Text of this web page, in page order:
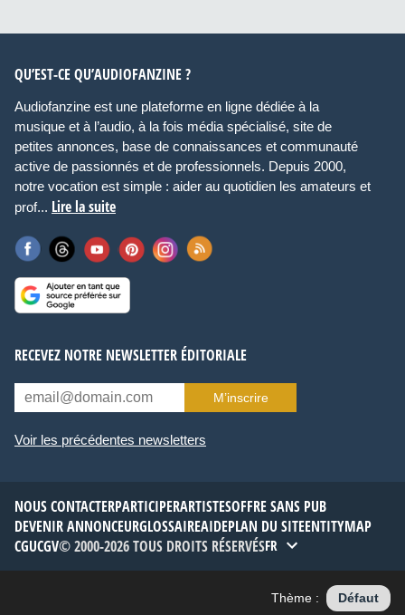
QU’EST-CE QU’AUDIOFANZINE ?
Audiofanzine est une plateforme en ligne dédiée à la
musique et à l’audio, à la fois média spécialisé, site de
petites annonces, base de connaissances et communauté
active de passionnés et de professionnels. Depuis 2000,
notre vocation est simple : aider au quotidien les amateurs et
prof... Lire la suite
RECEVEZ NOTRE NEWSLETTER ÉDITORIALE
M’inscrire
Voir les précédentes newsletters
NOUS CONTACTERPARTICIPERARTISTESOFFRE SANS PUB
DEVENIR ANNONCEURGLOSSAIREAIDEPLAN DU SITEENTITYMAP
CGUCGV© 2000-2026 TOUS DROITS RÉSERVÉSFR
Thème : Défaut